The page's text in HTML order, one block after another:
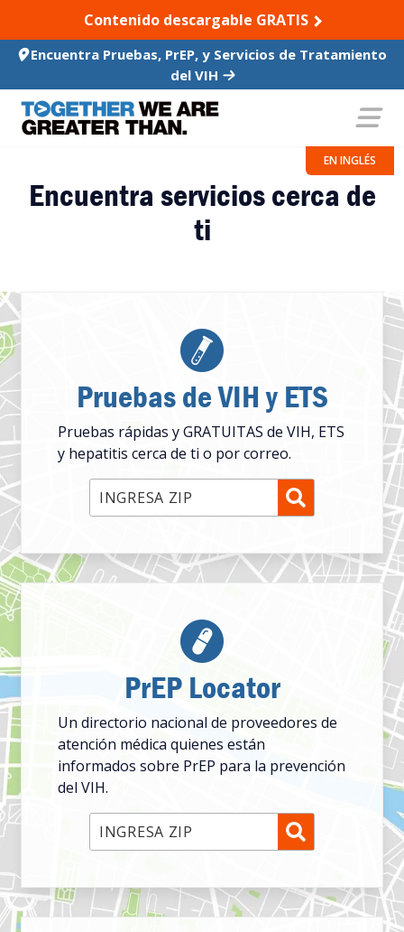
TO CONTENTContenido descargable GRATIS
Encuentra Pruebas, PrEP, y Servicios de Tratamiento
del VIH
EN INGLÉS
Encuentra servicios cerca de
ti
Pruebas de VIH y ETS
Pruebas rápidas y GRATUITAS de VIH, ETS
y hepatitis cerca de ti o por correo.
INGRESA ZIP
PrEP Locator
Un directorio nacional de proveedores de
atención médica quienes están
informados sobre PrEP para la prevención
del VIH.
Introduzca el código postal